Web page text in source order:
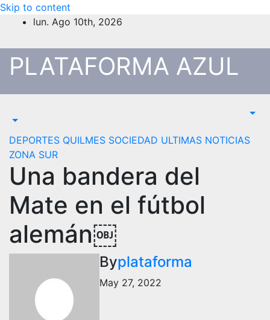
Skip to content
lun. Ago 10th, 2026
PLATAFORMA AZUL
DEPORTES QUILMES SOCIEDAD ULTIMAS NOTICIAS
ZONA SUR
Una bandera del
Mate en el fútbol
alemán￼
Byplataforma
May 27, 2022